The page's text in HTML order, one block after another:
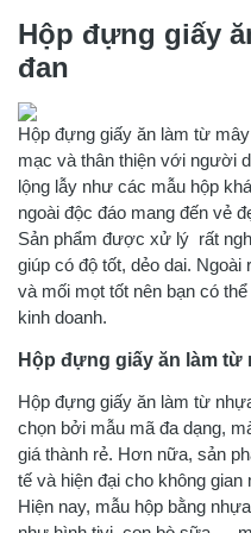
Hộp đựng giấy
đan
Hộp đựng giấy ăn làm từ
mạc và thân thiện với người
lộng lẫy như các mẫu hộp
ngoài độc đáo mang đến vẻ
Sản phẩm được xử lý rất
giúp có độ tốt, dẻo dai.
và mối mọt tốt nên bạn có
kinh doanh.
Hộp đựng giấy ăn làm từ
Hộp đựng giấy ăn làm từ
chọn bởi mẫu mã đa dạng,
giá thành rẻ. Hơn nữa, sản
tế và hiện đại cho không gian
Hiện nay, mẫu hộp bằng